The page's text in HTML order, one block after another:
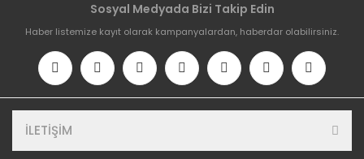
Sosyal Medyada Bizi Takip Edin
Haber listemize kayıt olarak kampanyalardan, haberdar olabilirsiniz.
İLETİŞİM